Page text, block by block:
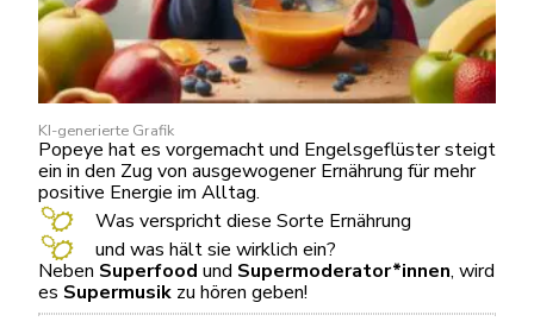
KI-generierte Grafik
Popeye hat es vorgemacht und Engelsgeflüster steigt
ein in den Zug von ausgewogener Ernährung für mehr
positive Energie im Alltag.
Was verspricht diese Sorte Ernährung
und was hält sie wirklich ein?
Neben Superfood und Supermoderator*innen, wird
es Supermusik zu hören geben!